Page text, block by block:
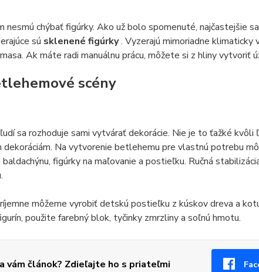
nesmú chýbať figúrky. Ako už bolo spomenuté, najčastejšie
sú sklenené figúrky. Vyzerajú mimoriadne klimaticky
Ak máte radi manuálnu prácu, môžete si z hliny vytvoriť
scény
sa rozhoduje sami vytvárať dekorácie. Nie je to ťažké
dekoráciám. Na vytvorenie betlehemu pre vlastnú potrebu
figúrky na maľovanie a postieľku. Ručná
môžeme vyrobiť detskú postieľku z kúskov dreva a
použite farebný blok, tyčinky zmrzliny a soľnú hmotu.
vám článok? Zdieľajte ho s priateľmi